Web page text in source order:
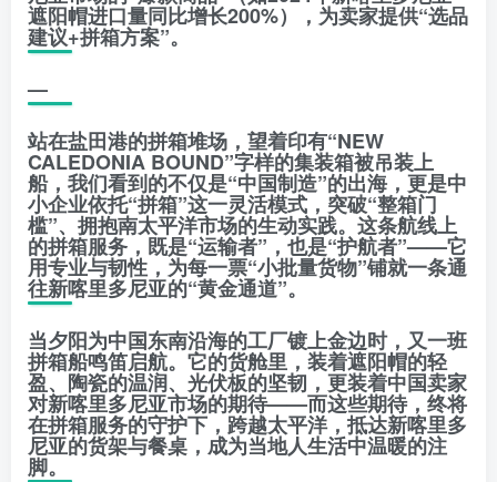
遮阳帽进口量同比增长200%），为卖家提供“选品
建议+拼箱方案”。
—
站在盐田港的拼箱堆场，望着印有“NEW
CALEDONIA BOUND”字样的集装箱被吊装上
船，我们看到的不仅是“中国制造”的出海，更是中
小企业依托“拼箱”这一灵活模式，突破“整箱门
槛”、拥抱南太平洋市场的生动实践。这条航线上
的拼箱服务，既是“运输者”，也是“护航者”——它
用专业与韧性，为每一票“小批量货物”铺就一条通
往新喀里多尼亚的“黄金通道”。
当夕阳为中国东南沿海的工厂镀上金边时，又一班
拼箱船鸣笛启航。它的货舱里，装着遮阳帽的轻
盈、陶瓷的温润、光伏板的坚韧，更装着中国卖家
对新喀里多尼亚市场的期待——而这些期待，终将
在拼箱服务的守护下，跨越太平洋，抵达新喀里多
尼亚的货架与餐桌，成为当地人生活中温暖的注
脚。